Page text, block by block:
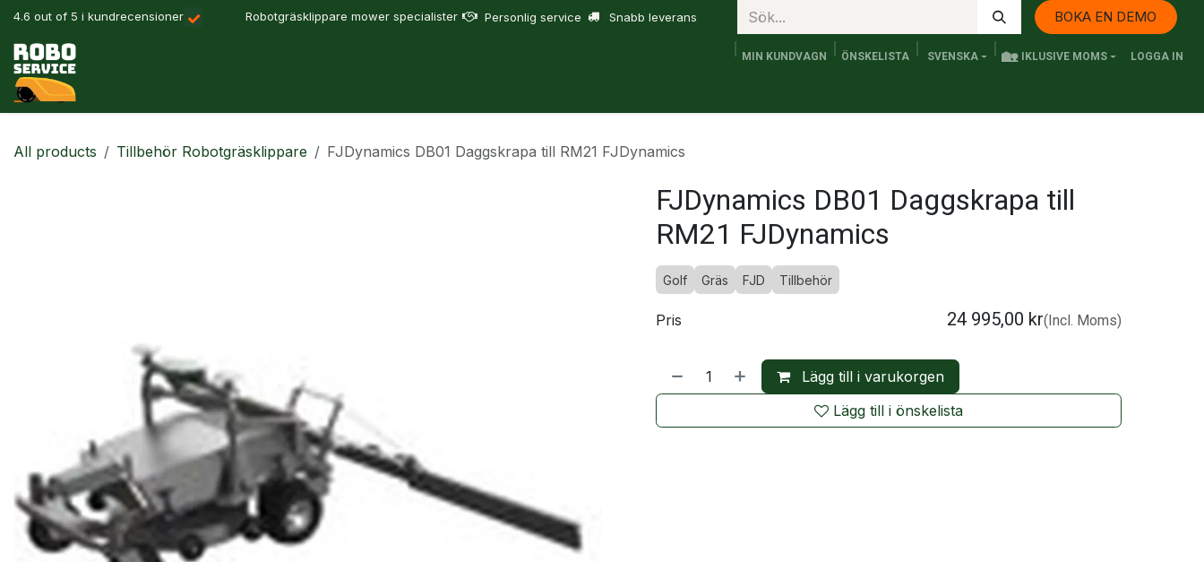
Hoppa till innehåll
4.6 out of 5 i kundrecensioner Robotgräsklippare mower specialister Personlig service Snabb leverans BOKA EN DEMO
MIN KUNDVAGN ÖNSKELISTA SVENSKA 🏡 IKLUSIVE MOMS LOGGA IN
Våra produkter
All products Tillbehör Robotgräsklippare FJDynamics DB01 Daggskrapa till RM21 FJDynamics
FJDynamics DB01 Daggskrapa till
RM21 FJDynamics
Golf Gräs FJD Tillbehör
Lägg till i varukorgen
Lägg till i önskelista
Pris 24 995,00 kr(Incl. Moms)